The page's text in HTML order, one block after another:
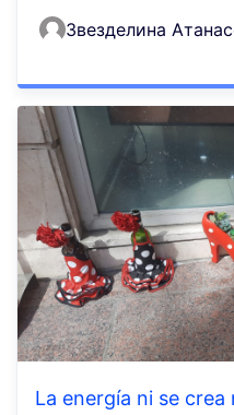
Звезделина
La energía ni se